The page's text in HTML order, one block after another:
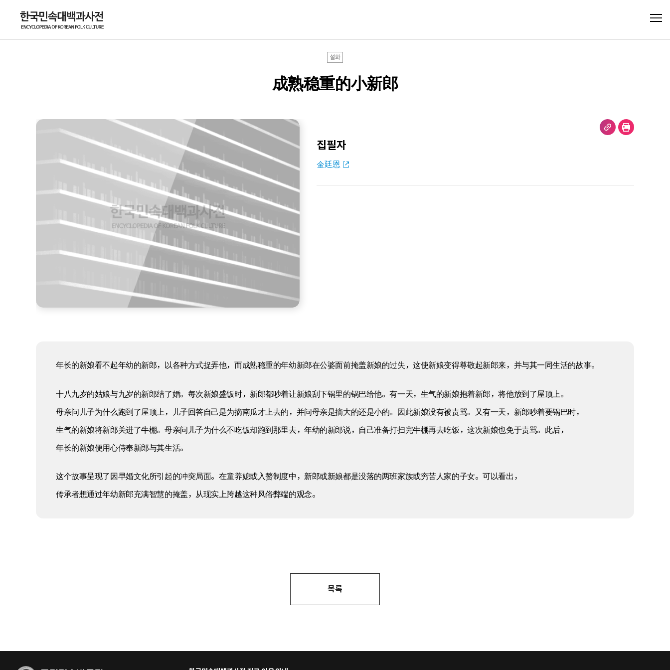
설화
成熟稳重的小新郎
집필자
金廷恩
年长的新娘看不起年幼的新郎，以各种方式捉弄他，而成熟稳重的年幼新郎在公婆面前掩盖新娘的过失，这使新娘变得尊敬起新郎来，并与其一同生活的故事。
十八九岁的姑娘与九岁的新郎结了婚。每次新娘盛饭时，新郎都吵着让新娘刮下锅里的锅巴给他。有一天，生气的新娘抱着新郎，将他放到了屋顶上。
母亲问儿子为什么跑到了屋顶上，儿子回答自己是为摘南瓜才上去的，并问母亲是摘大的还是小的。因此新娘没有被责骂。又有一天，新郎吵着要锅巴时，
生气的新娘将新郎关进了牛棚。母亲问儿子为什么不吃饭却跑到那里去，年幼的新郎说，自己准备打扫完牛棚再去吃饭，这次新娘也免于责骂。此后，
年长的新娘便用心侍奉新郎与其生活。
这个故事呈现了因早婚文化所引起的冲突局面。在童养媳或入赘制度中，新郎或新娘都是没落的两班家族或穷苦人家的子女。可以看出，
传承者想通过年幼新郎充满智慧的掩盖，从现实上跨越这种风俗弊端的观念。
목록